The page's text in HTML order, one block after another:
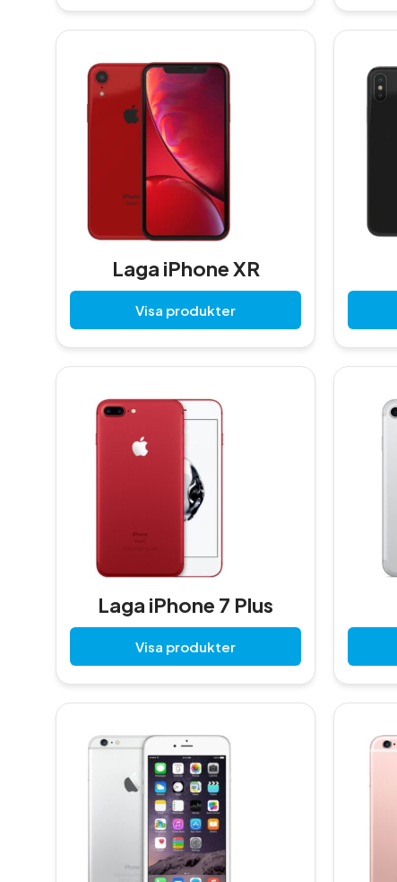
Laga iPhone XR
Visa produkter
Laga iPhone 7 Plus
Visa produkter